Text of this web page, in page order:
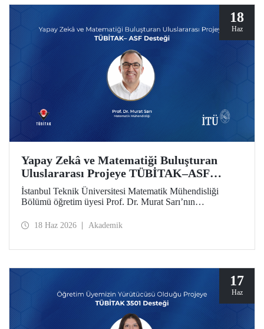
18
Haz
Yapay Zekâ ve Matematiği Buluşturan
Uluslararası Projeye TÜBİTAK–ASF
Desteği
İstanbul Teknik Üniversitesi Matematik Mühendisliği
Bölümü öğretim üyesi Prof. Dr. Murat Sarı’nın
matematiksel yöntemleri birleştiren uluslararası araştırma
18 Haz 2026 Akademik
17
Haz